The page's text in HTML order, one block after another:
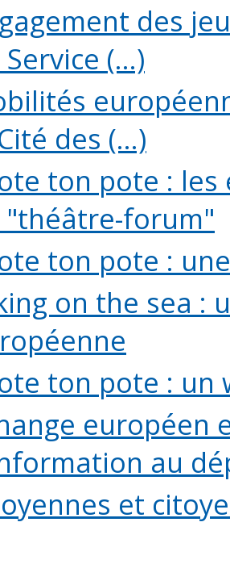
des
(...)
des (...)
ton pote :
"théâtre-forum"
ton pote :
on the sea :
ton pote : un
européen
au
et